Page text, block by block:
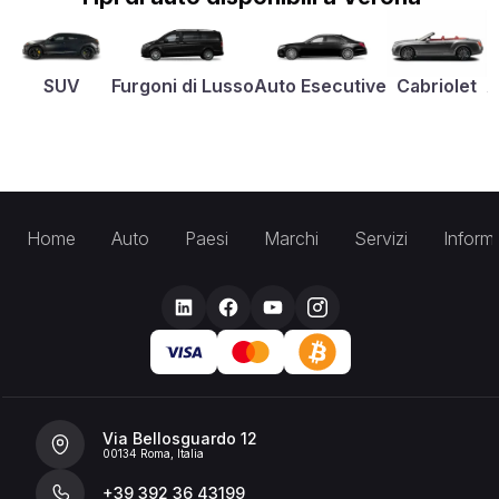
SUV Furgoni di LussoAuto Esecutive Cabriolet
Home Auto Paesi Marchi Servizi
Via Bellosguardo 12
00134 Roma, Italia
+39 392 36 43199